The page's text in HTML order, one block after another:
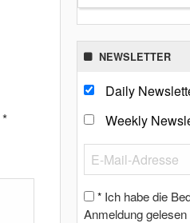
*
NEWSLETTER
Daily
Weekly
* Ich habe die
Anmeldung